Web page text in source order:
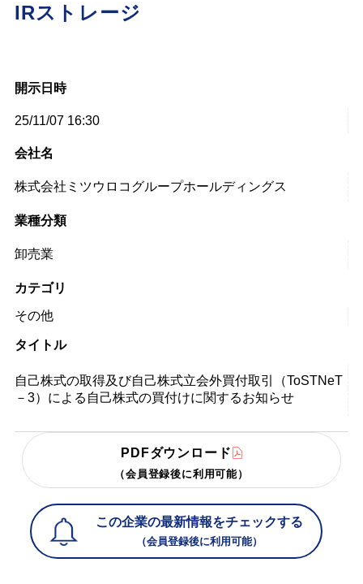
IRストレージ
開示日時
25/11/07 16:30
会社名
株式会社ミツウロコグループホールディングス
業種分類
卸売業
カテゴリ
その他
タイトル
自己株式の取得及び自己株式立会外買付取引（ToSTNeT
－3）による自己株式の買付けに関するお知らせ
PDFダウンロード
（会員登録後に利用可能）
この企業の最新情報をチェックする
（会員登録後に利用可能）